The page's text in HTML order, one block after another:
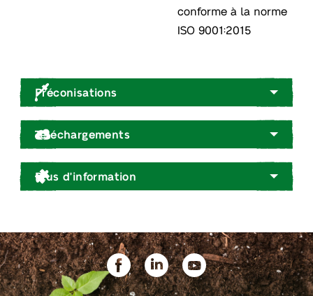
conforme à la norme
ISO 9001:2015
Préconisations
Téléchargements
Plus d'information